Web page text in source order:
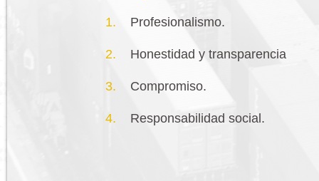
Profesionalismo.
Honestidad y transparencia
Compromiso.
Responsabilidad social.